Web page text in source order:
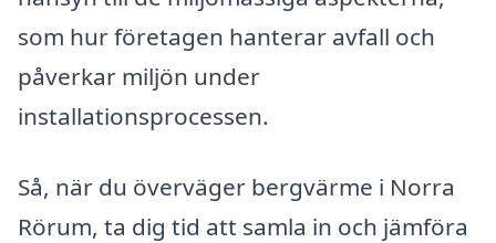
som hur företagen hanterar avfall och
påverkar miljön under
installationsprocessen.
Så, när du överväger bergvärme i Norra
Rörum, ta dig tid att samla in och jämföra